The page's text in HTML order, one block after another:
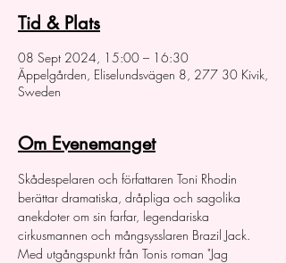
Tid & Plats
08 Sept 2024, 15:00 – 16:30
Äppelgården, Eliselundsvägen 8, 277 30 Kivik,
Sweden
Om Evenemanget
Skådespelaren och författaren Toni Rhodin
berättar dramatiska, dråpliga och sagolika
anekdoter om sin farfar, legendariska
cirkusmannen och mångsysslaren Brazil Jack.
Med utgångspunkt från Tonis roman "Jag